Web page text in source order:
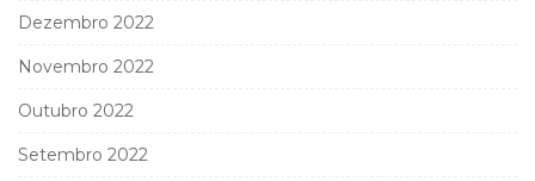
Dezembro 2022
Novembro 2022
Outubro 2022
Setembro 2022